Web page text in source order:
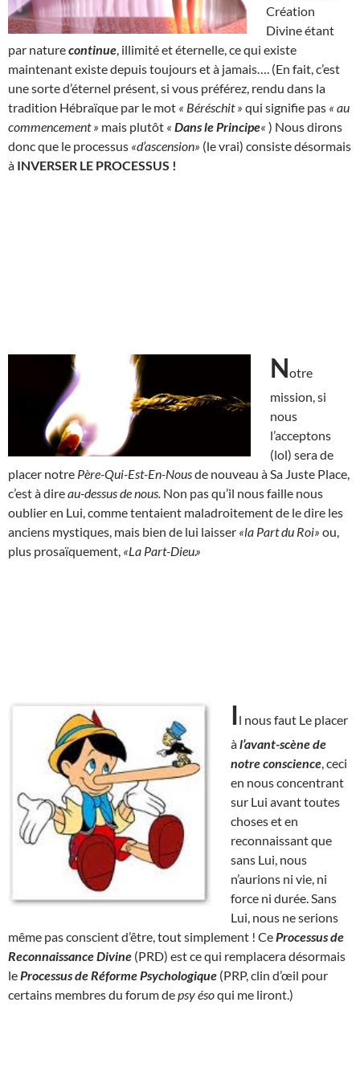
Création
Divine étant
par naturecontinue , illimité et éternelle, ce qui existe
maintenant existe depuis toujours et à jamais…. (En fait, c’est
une sorte d’éternel présent, si vous préférez, rendu dans la
tradition Hébraïque par le mot « Béréschit » qui signifie pas « au
commencement » mais plutôt « Dans le Principe« ) Nous dirons
donc que le processus «d’ascension» (le vrai) consiste désormais
à INVERSER LE PROCESSUS !
Notre
mission, si
nous
l’acceptons
(lol) sera de
placer notre Père-Qui-Est-En-Nousde nouveau à Sa Juste Place,
c’est à direau-dessus de nous. Non pas qu’il nous faille nous
oublier en Lui, comme tentaient maladroitement de le dire les
anciens mystiques, mais bien de lui laisser «la Part du Roi» ou,
plus prosaïquement, «La Part-Dieu.»
Il nous faut Le placer
àl’avant-scène de
notre conscience , ceci
en nous concentrant
sur Lui avant toutes
choses et en
reconnaissant que
sans Lui, nous
n’aurions ni vie, ni
force ni durée. Sans
Lui, nous ne serions
même pas conscient d’être, tout simplement ! Ce Processus de
Reconnaissance Divine (PRD) est ce qui remplacera désormais
le Processus de Réforme Psychologique (PRP, clin d’œil pour
certains membres du forum depsy ésoqui me liront.)